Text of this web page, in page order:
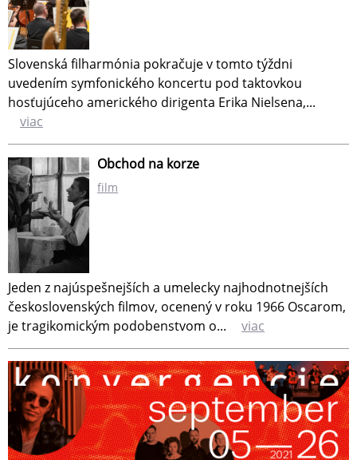
Slovenská filharmónia pokračuje v tomto týždni
uvedením symfonického koncertu pod taktovkou
hosťujúceho amerického dirigenta Erika Nielsena,...
viac
Obchod na korze
film
Jeden z najúspešnejších a umelecky najhodnotnejších
československých filmov, ocenený v roku 1966 Oscarom,
je tragikomickým podobenstvom o...
viac